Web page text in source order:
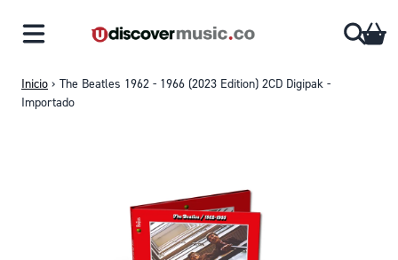
Inicio › The Beatles 1962 - 1966 (2023 Edition) 2CD Digipak -
Importado